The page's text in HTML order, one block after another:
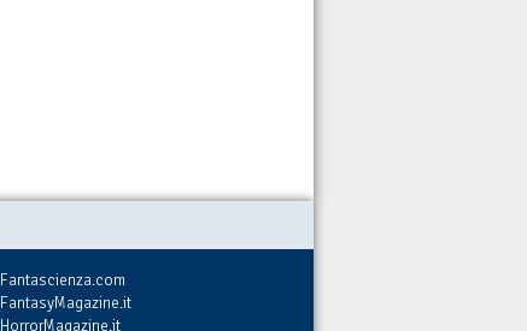
Fantascienza.com
FantasyMagazine.it
HorrorMagazine.it